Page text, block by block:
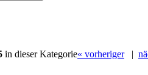
in dieser Kategorie« vorheriger|